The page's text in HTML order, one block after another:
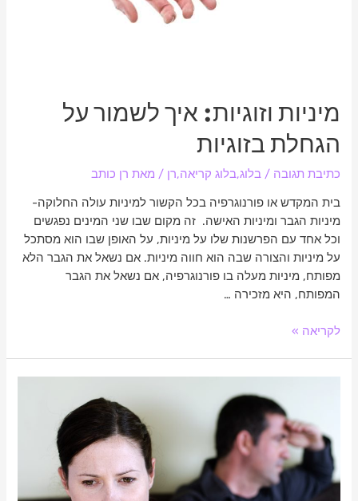
מיניות וזוגיות: איך לשמור על
הגחלת בזוגיות
כתיבת תגובה / בלוג,בלוג קריאה,רן / מאת רן כותב
בית המקדש או פורנוגרפיה בכל הקשור למיניות עולה החלוקה-
מיניות הגבר ומיניות האישה. זה מקום שבו שני המינים נפגשים
וכל אחד עם הפרשנות שלו על מיניות, על האופן שבו הוא מסתכל
על מיניות והצורה שבה הוא חווה מיניות. אם נשאל את הגבר הלא
מפותח, מיניות מעלה בו פורנוגרפיה, אם נשאל את הגבר
המפותח, היא מזכירה …
לקריאה »
להפסיק
לריב
עם